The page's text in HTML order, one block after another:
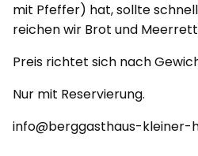
mit Pfeffer) hat, sollte
reichen wir Brot und
Preis richtet sich nach
Nur mit Reservierung.
info@berggasthaus-kleiner-